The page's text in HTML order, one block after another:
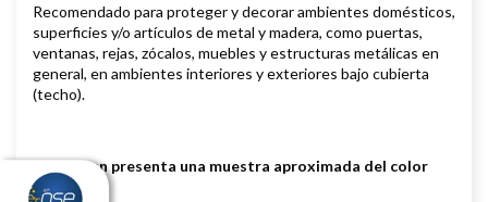
Recomendado para proteger y decorar ambientes domésticos,
superficies y/o artículos de metal y madera, como puertas,
ventanas, rejas, zócalos, muebles y estructuras metálicas en
general, en ambientes interiores y exteriores bajo cubierta
(techo).
La imagen presenta una muestra aproximada del color
real